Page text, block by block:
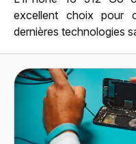
excellent choix pour
dernières technologies